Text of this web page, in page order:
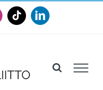
TiktokLinkedIn